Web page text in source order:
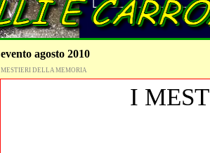
evento agosto 2010
MESTIERI DELLA MEMORIA
I